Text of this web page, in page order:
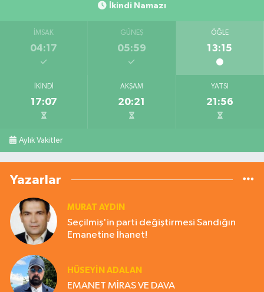
İkindi Namazı
İMSAK
04:17
GÜNEŞ
05:59
ÖĞLE
13:15
İKINDI
17:07
AKŞAM
20:21
YATSI
21:56
Aylık Vakitler
Yazarlar
MURAT AYDIN
Seçilmiş'in parti değiştirmesi Sandığın
Emanetine İhanet!
HÜSEYIN ADALAN
EMANET MİRAS VE DAVA